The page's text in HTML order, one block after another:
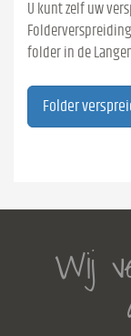
U kunt zelf uw
folder in de
Folder
Wij